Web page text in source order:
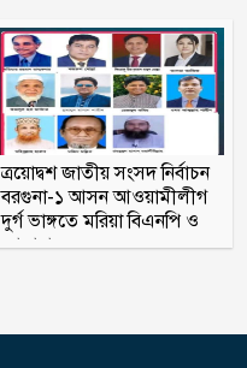
ত্রয়োদ্বশ জাতীয় সংসদ নির্বাচন
বরগুনা-১ আসন আওয়ামীলীগ
দুর্গ ভাঙ্গতে মরিয়া বিএনপি ও
জামায়াত